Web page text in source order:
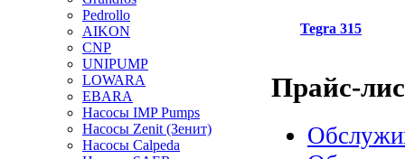
Pedrollo
AIKON
CNP
UNIPUMP
LOWARA
EBARA
Насосы IMP Pumps
Насосы Zenit (Зенит)
Насосы Calpeda
Tegra 315
Прайс-